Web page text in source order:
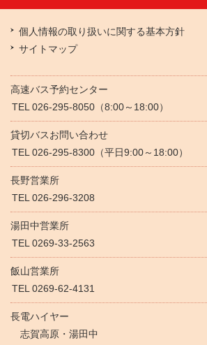
個人情報の取り扱いに関する基本方針
サイトマップ
高速バス予約センター
TEL 026-295-8050（8:00～18:00）
貸切バスお問い合わせ
TEL 026-295-8300（平日9:00～18:00）
長野営業所
TEL 026-296-3208
湯田中営業所
TEL 0269-33-2563
飯山営業所
TEL 0269-62-4131
長電ハイヤー
志賀高原・湯田中